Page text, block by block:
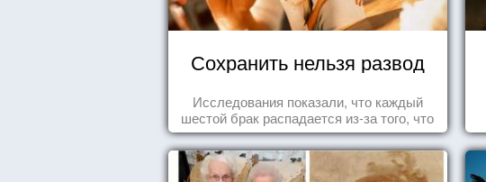
Сохранить нельзя развод
Исследования показали, что каждый
шестой брак распадается из-за того, что
одного из супругов не устраивает та
роль, которая выпала ему в семье.